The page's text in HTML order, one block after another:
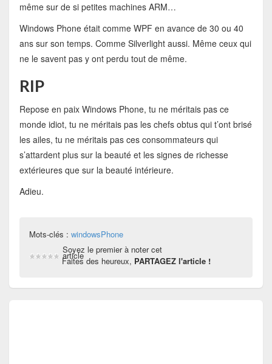
même sur de si petites machines ARM…
Windows Phone était comme WPF en avance de 30 ou 40
ans sur son temps. Comme Silverlight aussi. Même ceux qui
ne le savent pas y ont perdu tout de même.
RIP
Repose en paix Windows Phone, tu ne méritais pas ce
monde idiot, tu ne méritais pas les chefs obtus qui t’ont brisé
les ailes, tu ne méritais pas ces consommateurs qui
s’attardent plus sur la beauté et les signes de richesse
extérieures que sur la beauté intérieure.
Adieu.
Mots-clés : windowsPhone
Soyez le premier à noter cet
article
Faites des heureux, PARTAGEZ l'article !